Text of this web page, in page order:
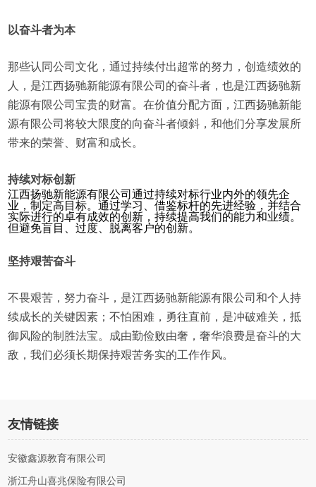
以奋斗者为本
那些认同公司文化，通过持续付出超常的努力，创造绩效的
人，是江西扬驰新能源有限公司的奋斗者，也是江西扬驰新
能源有限公司宝贵的财富。在价值分配方面，江西扬驰新能
源有限公司将较大限度的向奋斗者倾斜，和他们分享发展所
带来的荣誉、财富和成长。
持续对标创新
江西扬驰新能源有限公司通过持续对标行业内外的领先企
业，制定高目标。通过学习、借鉴标杆的先进经验，并结合
实际进行的卓有成效的创新，持续提高我们的能力和业绩。
但避免盲目、过度、脱离客户的创新。
坚持艰苦奋斗
不畏艰苦，努力奋斗，是江西扬驰新能源有限公司和个人持
续成长的关键因素；不怕困难，勇往直前，是冲破难关，抵
御风险的制胜法宝。成由勤俭败由奢，奢华浪费是奋斗的大
敌，我们必须长期保持艰苦务实的工作作风。
友情链接
安徽鑫源教育有限公司
浙江舟山喜兆保险有限公司